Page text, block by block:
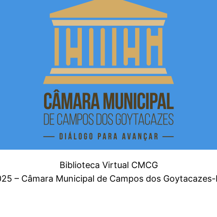
Biblioteca Virtual CMCG
– Câmara Municipal de Campos dos Goytacazes-